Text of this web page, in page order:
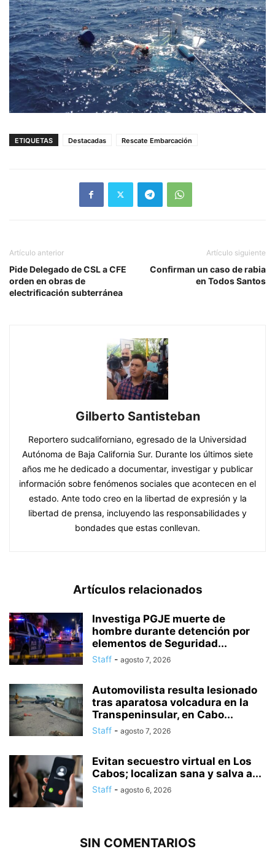
ETIQUETAS Destacadas Rescate Embarcación
Artículo anterior
Pide Delegado de CSL a CFE
orden en obras de
electrificación subterránea
Artículo siguiente
Confirman un caso de rabia
en Todos Santos
Gilberto Santisteban
Reportero sudcaliforniano, egresado de la Universidad
Autónoma de Baja California Sur. Durante los últimos siete
años me he dedicado a documentar, investigar y publicar
información sobre fenómenos sociales que acontecen en el
estado. Ante todo creo en la libertad de expresión y la
libertad de prensa, incluyendo las responsabilidades y
bondades que estas conllevan.
Artículos relacionados
Investiga PGJE muerte de
hombre durante detención por
elementos de Seguridad...
Staff - agosto 7, 2026
Automovilista resulta lesionado
tras aparatosa volcadura en la
Transpeninsular, en Cabo...
Staff - agosto 7, 2026
Evitan secuestro virtual en Los
Cabos; localizan sana y salva a...
Staff - agosto 6, 2026
SIN COMENTARIOS